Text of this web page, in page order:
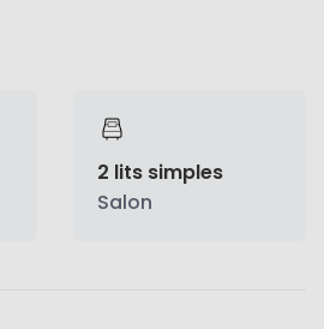
2 lits simples
Salon